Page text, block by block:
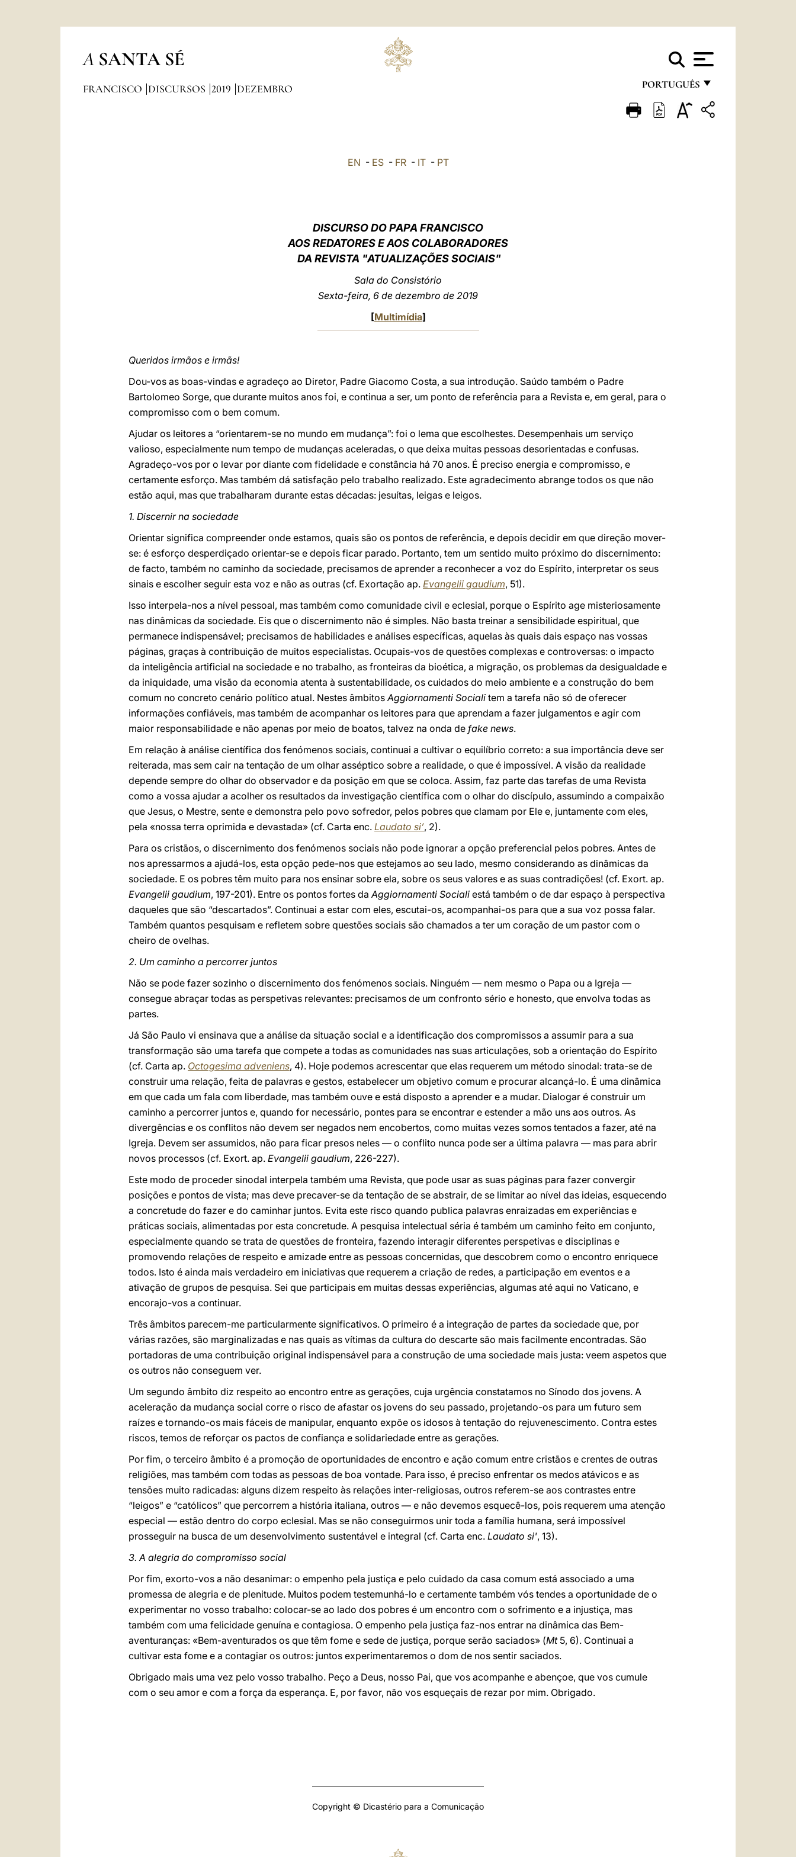
A SANTA SÉ
PORTUGUÊS
FRANÇAIS
FRANCISCO DISCURSOS 2019 DEZEMBRO
EN - ES- FR- IT- PT
DISCURSO DO PAPA FRANCISCO
AOS REDATORES E AOS COLABORADORES
DA REVISTA "ATUALIZAÇÕES SOCIAIS"
Sala do Consistório
Sexta-feira, 6 de dezembro de 2019
[Multimídia]
Queridos irmãos e irmãs!
Dou-vos as boas-vindas e agradeço ao Diretor, Padre Giacomo Costa, a sua introdução. Saúdo também o Padre
Bartolomeo Sorge, que durante muitos anos foi, e continua a ser, um ponto de referência para a Revista e, em geral, para o
compromisso com o bem comum.
Ajudar os leitores a “orientarem-se no mundo em mudança”: foi o lema que escolhestes. Desempenhais um serviço
valioso, especialmente num tempo de mudanças aceleradas, o que deixa muitas pessoas desorientadas e confusas.
Agradeço-vos por o levar por diante com fidelidade e constância há 70 anos. É preciso energia e compromisso, e
certamente esforço. Mas também dá satisfação pelo trabalho realizado. Este agradecimento abrange todos os que não
estão aqui, mas que trabalharam durante estas décadas: jesuítas, leigas e leigos.
1. Discernir na sociedade
Orientar significa compreender onde estamos, quais são os pontos de referência, e depois decidir em que direção mover-
se: é esforço desperdiçado orientar-se e depois ficar parado. Portanto, tem um sentido muito próximo do discernimento:
de facto, também no caminho da sociedade, precisamos de aprender a reconhecer a voz do Espírito, interpretar os seus
sinais e escolher seguir esta voz e não as outras (cf. Exortação ap. Evangelii gaudium, 51).
Isso interpela-nos a nível pessoal, mas também como comunidade civil e eclesial, porque o Espírito age misteriosamente
nas dinâmicas da sociedade. Eis que o discernimento não é simples. Não basta treinar a sensibilidade espiritual, que
permanece indispensável; precisamos de habilidades e análises específicas, aquelas às quais dais espaço nas vossas
páginas, graças à contribuição de muitos especialistas. Ocupais-vos de questões complexas e controversas: o impacto
da inteligência artificial na sociedade e no trabalho, as fronteiras da bioética, a migração, os problemas da desigualdade e
da iniquidade, uma visão da economia atenta à sustentabilidade, os cuidados do meio ambiente e a construção do bem
comum no concreto cenário político atual. Nestes âmbitosAggiornamenti Sociali tem a tarefa não só de oferecer
informações confiáveis, mas também de acompanhar os leitores para que aprendam a fazer julgamentos e agir com
maior responsabilidade e não apenas por meio de boatos, talvez na onda de fake news.
Em relação à análise científica dos fenómenos sociais, continuai a cultivar o equilíbrio correto: a sua importância deve ser
reiterada, mas sem cair na tentação de um olhar asséptico sobre a realidade, o que é impossível. A visão da realidade
depende sempre do olhar do observador e da posição em que se coloca. Assim, faz parte das tarefas de uma Revista
como a vossa ajudar a acolher os resultados da investigação científica com o olhar do discípulo, assumindo a compaixão
que Jesus, o Mestre, sente e demonstra pelo povo sofredor, pelos pobres que clamam por Ele e, juntamente com eles,
pela «nossa terra oprimida e devastada» (cf. Carta enc. Laudato si’, 2).
Para os cristãos, o discernimento dos fenómenos sociais não pode ignorar a opção preferencial pelos pobres. Antes de
nos apressarmos a ajudá-los, esta opção pede-nos que estejamos ao seu lado, mesmo considerando as dinâmicas da
sociedade. E os pobres têm muito para nos ensinar sobre ela, sobre os seus valores e as suas contradições! (cf. Exort. ap.
Evangelii gaudium, 197-201). Entre os pontos fortes daAggiornamenti Sociali está também o de dar espaço à perspectiva
daqueles que são “descartados”. Continuai a estar com eles, escutai-os, acompanhai-os para que a sua voz possa falar.
Também quantos pesquisam e refletem sobre questões sociais são chamados a ter um coração de um pastor com o
cheiro de ovelhas.
2. Um caminho a percorrer juntos
Não se pode fazer sozinho o discernimento dos fenómenos sociais. Ninguém — nem mesmo o Papa ou a Igreja —
consegue abraçar todas as perspetivas relevantes: precisamos de um confronto sério e honesto, que envolva todas as
partes.
Já São Paulo vi ensinava que a análise da situação social e a identificação dos compromissos a assumir para a sua
transformação são uma tarefa que compete a todas as comunidades nas suas articulações, sob a orientação do Espírito
(cf. Carta ap. Octogesima adveniens, 4). Hoje podemos acrescentar que elas requerem um método sinodal: trata-se de
construir uma relação, feita de palavras e gestos, estabelecer um objetivo comum e procurar alcançá-lo. É uma dinâmica
em que cada um fala com liberdade, mas também ouve e está disposto a aprender e a mudar. Dialogar é construir um
caminho a percorrer juntos e, quando for necessário, pontes para se encontrar e estender a mão uns aos outros. As
divergências e os conflitos não devem ser negados nem encobertos, como muitas vezes somos tentados a fazer, até na
Igreja. Devem ser assumidos, não para ficar presos neles — o conflito nunca pode ser a última palavra — mas para abrir
novos processos (cf. Exort. ap. Evangelii gaudium, 226-227).
Este modo de proceder sinodal interpela também uma Revista, que pode usar as suas páginas para fazer convergir
posições e pontos de vista; mas deve precaver-se da tentação de se abstrair, de se limitar ao nível das ideias, esquecendo
a concretude do fazer e do caminhar juntos. Evita este risco quando publica palavras enraizadas em experiências e
práticas sociais, alimentadas por esta concretude. A pesquisa intelectual séria é também um caminho feito em conjunto,
especialmente quando se trata de questões de fronteira, fazendo interagir diferentes perspetivas e disciplinas e
promovendo relações de respeito e amizade entre as pessoas concernidas, que descobrem como o encontro enriquece
todos. Isto é ainda mais verdadeiro em iniciativas que requerem a criação de redes, a participação em eventos e a
ativação de grupos de pesquisa. Sei que participais em muitas dessas experiências, algumas até aqui no Vaticano, e
encorajo-vos a continuar.
Três âmbitos parecem-me particularmente significativos. O primeiro é a integração de partes da sociedade que, por
várias razões, são marginalizadas e nas quais as vítimas da cultura do descarte são mais facilmente encontradas. São
portadoras de uma contribuição original indispensável para a construção de uma sociedade mais justa: veem aspetos que
os outros não conseguem ver.
Um segundo âmbito diz respeito ao encontro entre as gerações, cuja urgência constatamos no Sínodo dos jovens. A
aceleração da mudança social corre o risco de afastar os jovens do seu passado, projetando-os para um futuro sem
raízes e tornando-os mais fáceis de manipular, enquanto expõe os idosos à tentação do rejuvenescimento. Contra estes
riscos, temos de reforçar os pactos de confiança e solidariedade entre as gerações.
Por fim, o terceiro âmbito é a promoção de oportunidades de encontro e ação comum entre cristãos e crentes de outras
religiões, mas também com todas as pessoas de boa vontade. Para isso, é preciso enfrentar os medos atávicos e as
tensões muito radicadas: alguns dizem respeito às relações inter-religiosas, outros referem-se aos contrastes entre
“leigos” e “católicos” que percorrem a história italiana, outros — e não devemos esquecê-los, pois requerem uma atenção
especial — estão dentro do corpo eclesial. Mas se não conseguirmos unir toda a família humana, será impossível
prosseguir na busca de um desenvolvimento sustentável e integral (cf. Carta enc. Laudato si', 13).
3. A alegria do compromisso social
Por fim, exorto-vos a não desanimar: o empenho pela justiça e pelo cuidado da casa comum está associado a uma
promessa de alegria e de plenitude. Muitos podem testemunhá-lo e certamente também vós tendes a oportunidade de o
experimentar no vosso trabalho: colocar-se ao lado dos pobres é um encontro com o sofrimento e a injustiça, mas
também com uma felicidade genuína e contagiosa. O empenho pela justiça faz-nos entrar na dinâmica das Bem-
aventuranças: «Bem-aventurados os que têm fome e sede de justiça, porque serão saciados» (Mt5, 6). Continuai a
cultivar esta fome e a contagiar os outros: juntos experimentaremos o dom de nos sentir saciados.
Obrigado mais uma vez pelo vosso trabalho. Peço a Deus, nosso Pai, que vos acompanhe e abençoe, que vos cumule
com o seu amor e com a força da esperança. E, por favor, não vos esqueçais de rezar por mim. Obrigado.
Copyright © Dicastério para a Comunicação